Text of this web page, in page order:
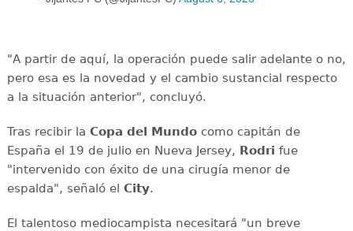
"A partir de aquí, la operación puede salir adelante o no,
pero esa es la novedad y el cambio sustancial respecto
a la situación anterior", concluyó.
Tras recibir la Copa del Mundocomo capitán de
España el 19 de julio en Nueva Jersey, Rodri fue
"intervenido con éxito de una cirugía menor de
espalda", señaló el City.
El talentoso mediocampista necesitará "un breve